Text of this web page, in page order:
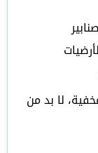
لا بد من